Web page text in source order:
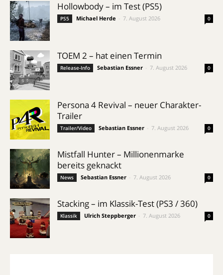
Hollowbody – im Test (PS5)
PS5 Michael Herde 7. August 2026 0
TOEM 2 – hat einen Termin
Release-Info Sebastian Essner 7. August 2026 0
Persona 4 Revival – neuer Charakter-
Trailer
Trailer/Video Sebastian Essner 7. August 2026 0
Mistfall Hunter – Millionenmarke
bereits geknackt
News Sebastian Essner 7. August 2026 0
Stacking – im Klassik-Test (PS3 / 360)
Klassik Ulrich Steppberger 7. August 2026 0